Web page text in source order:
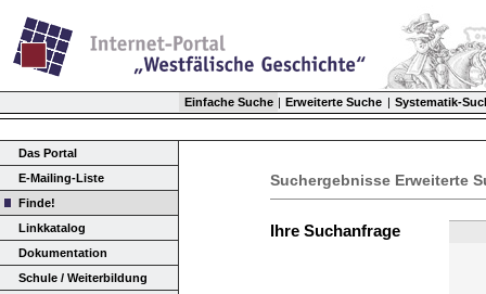
Einfache Suche | Erweiterte Suche | Systematik-
Das Portal
E-Mailing-Liste
Finde!
Linkkatalog
Dokumentation
Schule / Weiterbildung
Suchergebnisse Erweiterte
Ihre Suchanfrage